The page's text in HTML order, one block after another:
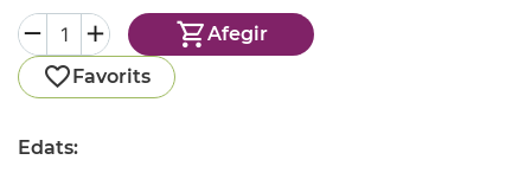
Afegir
Favorits
Edats: